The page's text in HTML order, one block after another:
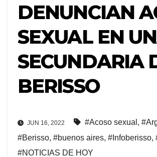
DENUNCIAN
SEXUAL EN
SECUNDARIA
BERISSO
JUN 16, 2022 #Acoso sexual ,
#Berisso, #buenos aires, #Infoberisso,
#NOTICIAS DE HOY